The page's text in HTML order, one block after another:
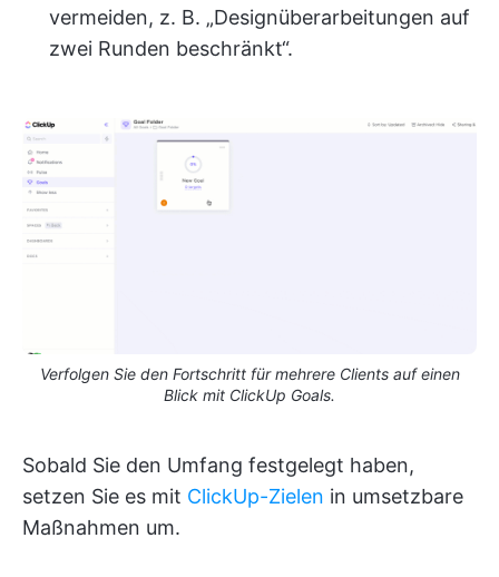
vermeiden, z. B. „Designüberarbeitungen auf
zwei Runden beschränkt“.
Verfolgen Sie den Fortschritt für mehrere Clients auf einen
Blick mit ClickUp Goals.
Sobald Sie den Umfang festgelegt haben,
setzen Sie es mit ClickUp-Zielen in umsetzbare
Maßnahmen um.